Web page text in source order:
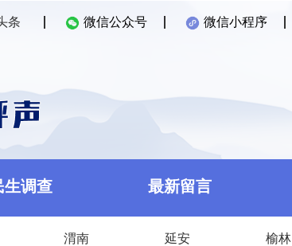
条 微信公众号 微信小程序
生调查 最新留言
渭南 延安 榆林